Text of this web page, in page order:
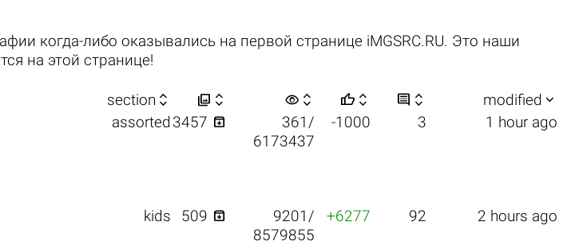
когда-либо оказывались на первой странице iMGSRC.RU. Это наши
на этой странице!
section    visibility      modified 
assorted 3457 
361/
6173437
-1000 3 1 hour ago
kids 509 
9201/
8579855
+6277 92 2 hours ago